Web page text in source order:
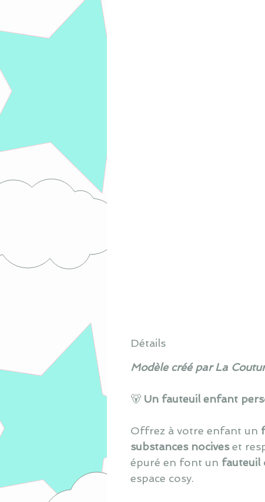
Détails
Modèle créé par La
🐻 Un fauteuil enfant
Offrez à votre enfant un
substances nociveset
épuré en font un fauteuil
espace cosy.